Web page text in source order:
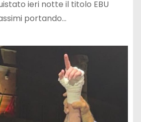
ieri notte il titolo EBU
portando…